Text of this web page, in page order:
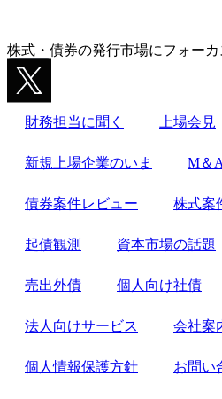
株式・債券の発行市場にフォー
財務担当に聞く 上場会見
新規上場企業のいま M＆A
債券案件レビュー 株式案
起債観測 資本市場の話題
売出外債 個人向け社債
法人向けサービス 会社案
個人情報保護方針 お問い